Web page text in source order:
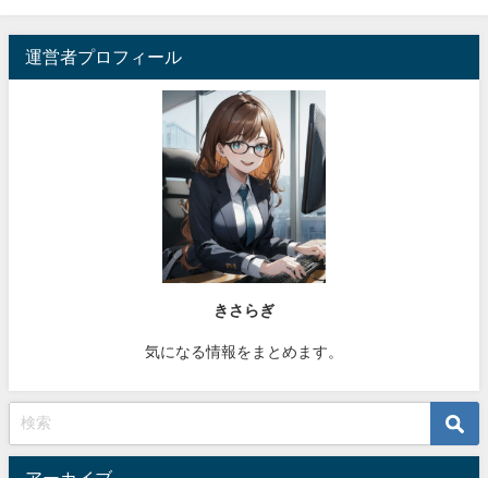
運営者プロフィール
きさらぎ
気になる情報をまとめます。